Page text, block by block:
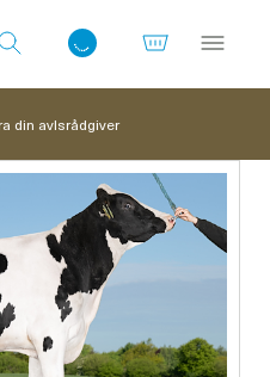
samme
din avlsrådgiver